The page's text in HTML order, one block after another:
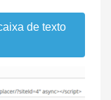
de texto